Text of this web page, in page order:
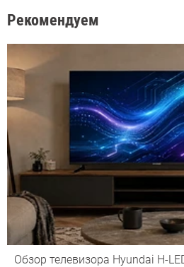
Рекомендуем
Обзор телевизора Hyundai H-